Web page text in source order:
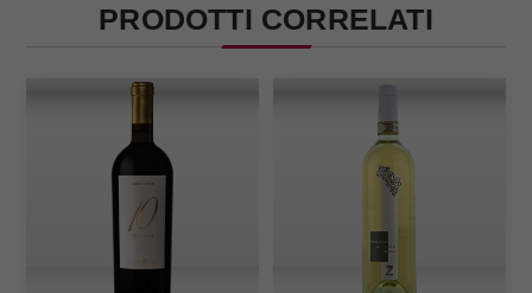
PRODOTTI CORRELATI